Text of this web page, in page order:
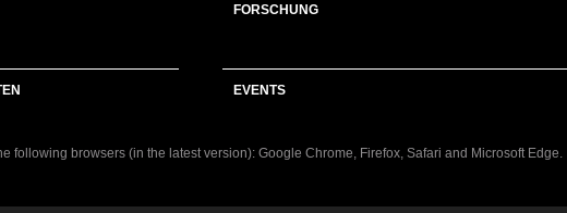
FORSCHUNG
EVENTS
following browsers (in the latest version): Google Chrome, Firefox, Safari and Microsoft Edge.